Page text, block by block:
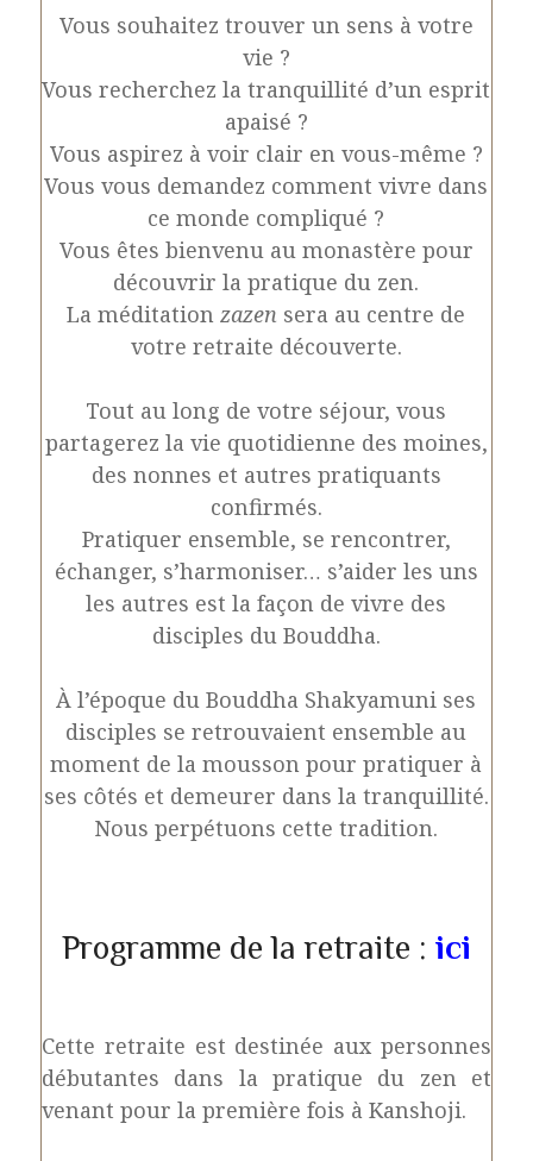
Vous souhaitez trouver un sens à votre
vie ?
Vous recherchez la tranquillité d’un esprit
apaisé ?
Vous aspirez à voir clair en vous-même ?
Vous vous demandez comment vivre dans
ce monde compliqué ?
Vous êtes bienvenu au monastère pour
découvrir la pratique du zen.
La méditationzazen sera au centre de
votre retraite découverte.
Tout au long de votre séjour, vous
partagerez la vie quotidienne des moines,
des nonnes et autres pratiquants
confirmés.
Pratiquer ensemble, se rencontrer,
échanger, s’harmoniser… s’aider les uns
les autres est la façon de vivre des
disciples du Bouddha.
À l’époque du Bouddha Shakyamuni ses
disciples se retrouvaient ensemble au
moment de la mousson pour pratiquer à
ses côtés et demeurer dans la tranquillité.
Nous perpétuons cette tradition.
Programme de la retraite : ici
Cette retraite est destinée aux personnes
débutantes dans la pratique du zen et
venant pour la première fois à Kanshoji.